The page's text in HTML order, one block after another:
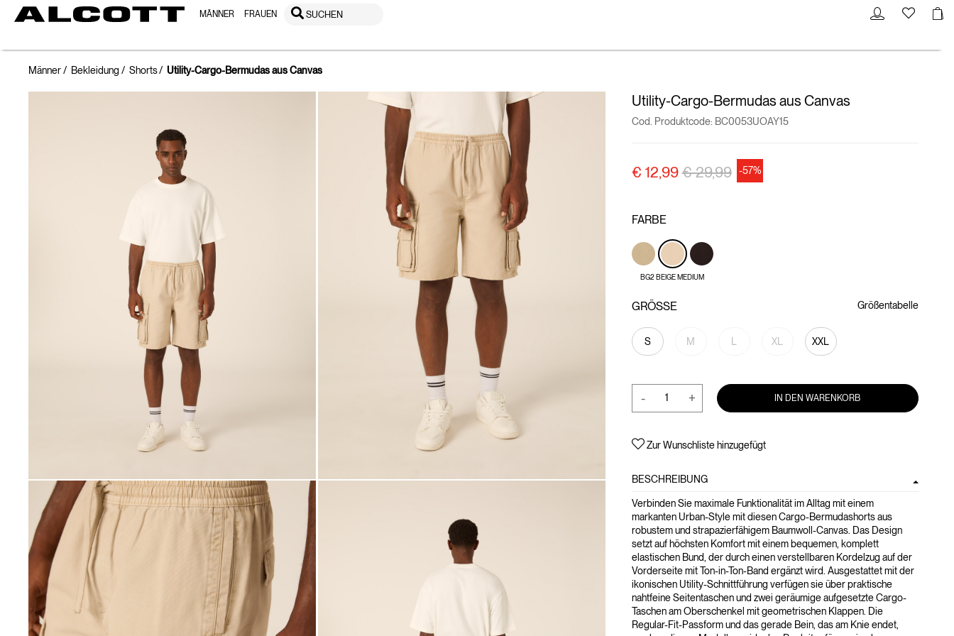
MÄNNER FRAUEN SUCHEN
Männer Bekleidung Shorts Utility-Cargo-Bermudas aus Canvas
Utility-Cargo-Bermudas aus Canvas
Cod. Produktcode: BC0053UOAY15
€ 12,99Preisreduzierung von
€ 29,99auf
-57%
FARBE
BG2 BEIGE MEDIUM
GRÖSSE
S M XL XXL
Größentabelle
- + IN DEN WARENKORB
Zur Wunschliste hinzugefügt
BESCHREIBUNG
Verbinden Sie maximale Funktionalität im Alltag mit einem
markanten Urban-Style mit diesen Cargo-Bermudashorts aus
robustem und strapazierfähigem Baumwoll-Canvas. Das Design
setzt auf höchsten Komfort mit einem bequemen, komplett
elastischen Bund, der durch einen verstellbaren Kordelzug auf der
Vorderseite mit Ton-in-Ton-Band ergänzt wird. Ausgestattet mit der
ikonischen Utility-Schnittführung verfügen sie über praktische
nahtfeine Seitentaschen und zwei geräumige aufgesetzte Cargo-
Taschen am Oberschenkel mit geometrischen Klappen. Die
Regular-Fit-Passform und das gerade Bein, das am Knie endet,